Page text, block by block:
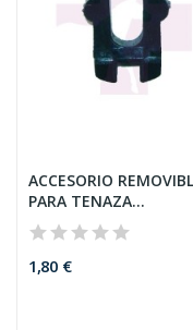
ACCESORIO
PARA TENAZA
UNIVERSAL...
1,80 €